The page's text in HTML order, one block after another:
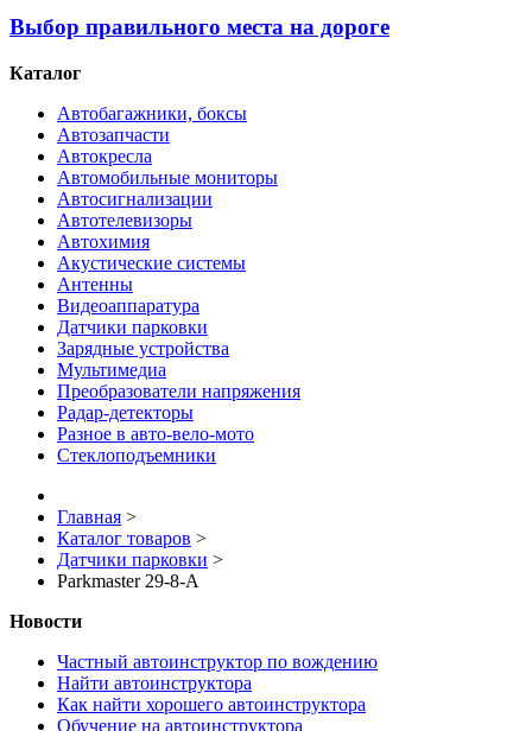
Выбор правильного места на дороге
Каталог
Автобагажники, боксы
Автозапчасти
Автокресла
Автомобильные мониторы
Автосигнализации
Автотелевизоры
Автохимия
Акустические системы
Антенны
Видеоаппаратура
Датчики парковки
Зарядные устройства
Мультимедиа
Преобразователи напряжения
Радар-детекторы
Разное в авто-вело-мото
Стеклоподъемники
Главная >
Каталог товаров >
Датчики парковки >
Parkmaster 29-8-A
Новости
Частный автоинструктор по вождению
Найти автоинструктора
Как найти хорошего автоинструктора
Обучение на автоинструктора